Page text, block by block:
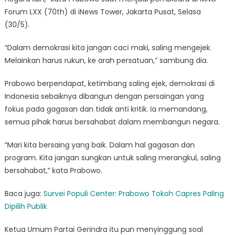
Forum LXX (70th) di iNews Tower, Jakarta Pusat, Selasa
(30/5).
“Dalam demokrasi kita jangan caci maki, saling mengejek.
Melainkan harus rukun, ke arah persatuan,” sambung dia.
Prabowo berpendapat, ketimbang saling ejek, demokrasi di
Indonesia sebaiknya dibangun dengan persaingan yang
fokus pada gagasan dan tidak anti kritik. Ia memandang,
semua pihak harus bersahabat dalam membangun negara.
“Mari kita bersaing yang baik. Dalam hal gagasan dan
program. Kita jangan sungkan untuk saling merangkul, saling
bersahabat,” kata Prabowo.
Baca juga: Survei Populi Center: Prabowo Tokoh Capres Paling
Dipilih Publik
Ketua Umum Partai Gerindra itu pun menyinggung soal